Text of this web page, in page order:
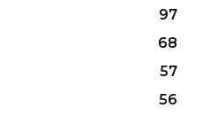
97
68
57
56